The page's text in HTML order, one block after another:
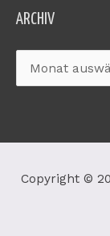
ARCHIV
Archiv
Copyright ©